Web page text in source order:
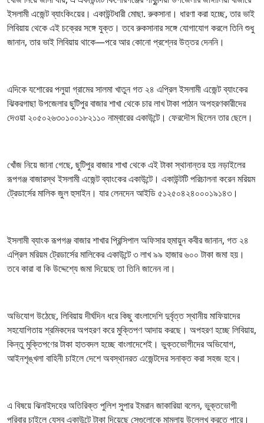
ইসলামী এজেন্ট ব্যাংকিংয়ের। একাউন্টধারী মোছা. রুকসানা। ধারণা করা হচ্ছে, তার ভাই
লিবিয়ায় থেকে এই চক্রের সঙ্গে যুক্ত। তবে রুকসানার সঙ্গে যোগাযোগ করলে তিনি শুধু
জানান, তার ভাই লিবিয়ায় থাকে—পরে আর কোনো প্রশ্নের উত্তর দেননি।
এদিকে যশোরের পলুয়া গ্রামের সালমা খাতুন গত ২৪ এপ্রিল ইসলামী এজেন্ট ব্যাংকের
ঝিকরগাছা উপজেলার ছুটিপুর বাজার শাখা থেকে চার লাখ টাকা পাঠান অপহরণকারীদের
দেওয়া ২০৫০২৬৩০১০০১৮২১১০ নাম্বারের একাউন্টে। ফেরদৌস ছিলেন তার ছেলে।
খোঁজ নিয়ে জানা গেছে, ছুটিপুর বাজার শাখা থেকে এই টাকা স্থানান্তর হয় নড়াইলের
রূপগঞ্জ বাজারস্থ ইসলামী এজেন্ট ব্যাংকের একাউন্টে। একাউন্টটি পরিচালনা করেন মরিয়ম
ট্রেডার্সের মালিক জুল হুসাইন। যার লেনদেন আইডি ৫১২৫০৪২৪০০০১৯১৪৩।
ইসলামী ব্যাংক রূপগঞ্জ বাজার শাখার প্রিন্সিপাল অফিসার হুমায়ুন কবীর জানান, গত ২৪
এপ্রিল মরিয়ম ট্রেডার্সের মালিকের একাউন্টে ৩ লাখ ৯৯ হাজার ৬০০ টাকা জমা হয়।
তবে কারা বা কি উদ্দেশ্যে জমা দিয়েছে তা তিনি জানেন না।
অভিযোগ উঠেছে, লিবিয়ায় দীর্ঘদিন ধরে কিছু বাংলাদেশি দুর্বৃত্ত স্থানীয় মাফিয়াদের
সহযোগিতায় শ্রমিকদের অপহরণ করে মুক্তিপণ আদায় করছে। অপহরণ হচ্ছে লিবিয়ায়,
কিন্তু মুক্তিপণের টাকা হাতবদল হচ্ছে বাংলাদেশেই। ভুক্তভোগীদের অভিযোগ,
আইনশৃঙ্খলা বাহিনী চাইলে দেশে অবস্থানরত এজেন্টদের সনাক্ত করা সহজ হবে।
এ বিষয়ে ঝিনাইদহের অতিরিক্ত পুলিশ সুপার ইমরান জাকারিয়া বলেন, ভুক্তভোগী
পরিবার চাইলে যেসব একাউন্টে টাকা দিয়েছে সেগুলোকে মামলায় উল্লেখ করতে পারে।